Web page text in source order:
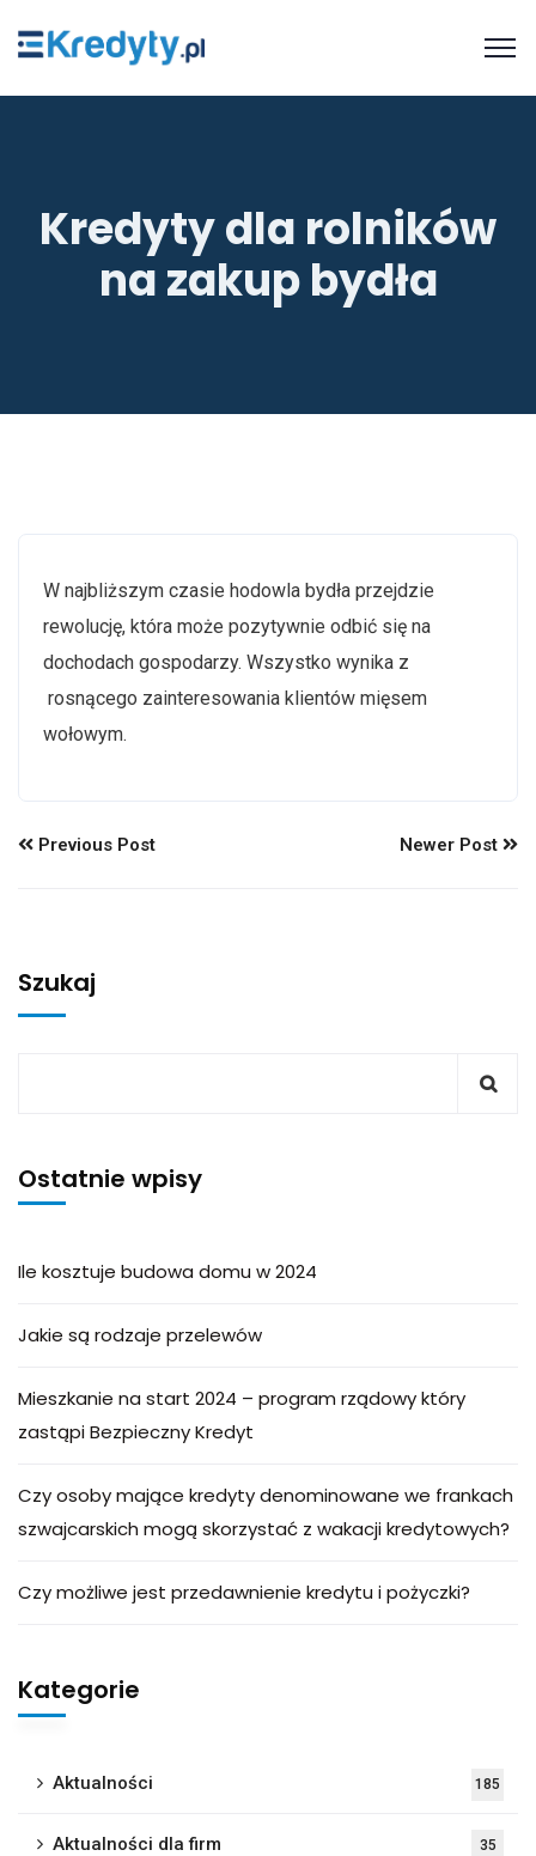
Kredyty dla rolników
na zakup bydła
W najbliższym czasie hodowla bydła przejdzie
rewolucję, która może pozytywnie odbić się na
dochodach gospodarzy. Wszystko wynika z
rosnącego zainteresowania klientów mięsem
wołowym.
Previous Post Newer Post
Szukaj
Ostatnie wpisy
Ile kosztuje budowa domu w 2024
Jakie są rodzaje przelewów
Mieszkanie na start 2024 – program rządowy który
zastąpi Bezpieczny Kredyt
Czy osoby mające kredyty denominowane we frankach
szwajcarskich mogą skorzystać z wakacji kredytowych?
Czy możliwe jest przedawnienie kredytu i pożyczki?
Kategorie
Aktualności 185
Aktualności dla firm 35